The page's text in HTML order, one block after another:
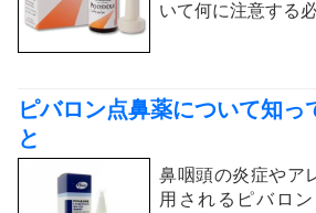
いて何に注意する
ピバロン点鼻薬について知っ
と
鼻咽頭の炎症やア
用されるピバロ